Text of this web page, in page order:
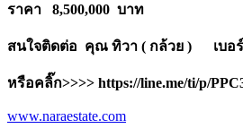
ราคา 8,500,000 บาท
สนใจติดต่อ คุณ ทิวา ( กล้วย ) เบอร์
หรือคลิ๊ก>>>> https://line.me/ti/p/
www.naraestate.com